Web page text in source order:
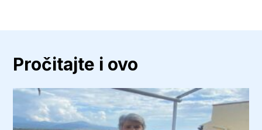
Pročitajte i ovo